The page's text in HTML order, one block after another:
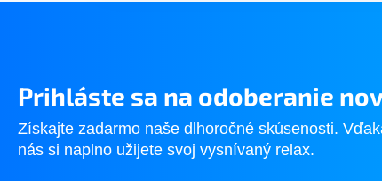
Prihláste sa na odoberanie
Získajte zadarmo naše dlhoročné skúsenosti.
nás si naplno užijete svoj vysnívaný relax.